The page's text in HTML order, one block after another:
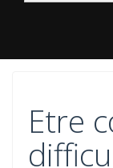
Etre